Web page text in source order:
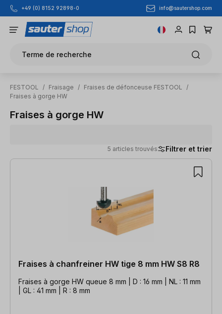
Passer au contenu principal
+49 (0) 8152 92898-0 info@sautershop.com
Terme de recherche
FESTOOL / Fraisage / Fraises de défonceuse FESTOOL
/
Fraises à gorge HW
Fraises à gorge HW
5 articles trouvés Filtrer et trier
5 articles trouvés
Fraises à chanfreiner HW tige 8 mm HW S8 R8
Fraises à gorge HW queue 8 mm | D : 16 mm | NL : 11 mm
| GL : 41 mm | R : 8 mm